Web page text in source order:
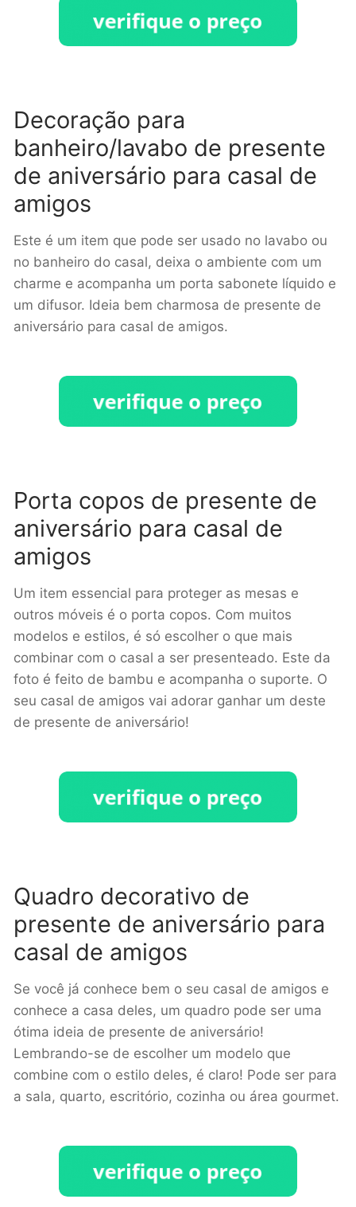
Decoração para
banheiro/lavabo de presente
de aniversário para casal de
amigos
Este é um item que pode ser usado no lavabo ou
no banheiro do casal, deixa o ambiente com um
charme e acompanha um porta sabonete líquido e
um difusor. Ideia bem charmosa de presente de
aniversário para casal de amigos.
Porta copos de presente de
aniversário para casal de
amigos
Um item essencial para proteger as mesas e
outros móveis é o porta copos. Com muitos
modelos e estilos, é só escolher o que mais
combinar com o casal a ser presenteado. Este da
foto é feito de bambu e acompanha o suporte. O
seu casal de amigos vai adorar ganhar um deste
de presente de aniversário!
Quadro decorativo de
presente de aniversário para
casal de amigos
Se você já conhece bem o seu casal de amigos e
conhece a casa deles, um quadro pode ser uma
ótima ideia de presente de aniversário!
Lembrando-se de escolher um modelo que
combine com o estilo deles, é claro! Pode ser para
a sala, quarto, escritório, cozinha ou área gourmet.